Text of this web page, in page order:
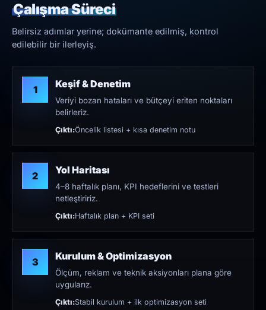
Çalışma Süreci
Belirsiz adımlar yerine; dokümante edilmiş, kontrol
edilebilir bir ilerleyiş.
1 Keşif & Denetim
Veriyi bozan hataları ve bütçeyi eriten noktaları
belirleriz.
Çıktı:Öncelik listesi + kısa denetim notu
2 Yol Haritası
4–8 haftalık planı, KPI hedeflerini ve testleri
netleştiririz.
Çıktı:Haftalık plan + KPI seti
3 Kurulum & Optimizasyon
Ölçüm, reklam ve teknik aksiyonları plana göre
uygularız.
Çıktı:Stabil kurulum + ilk optimizasyon seti